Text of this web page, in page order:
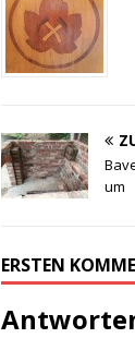
um
ERSTEN